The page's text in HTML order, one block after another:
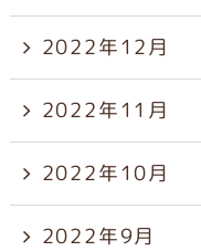
2022年12月
2022年11月
2022年10月
2022年9月